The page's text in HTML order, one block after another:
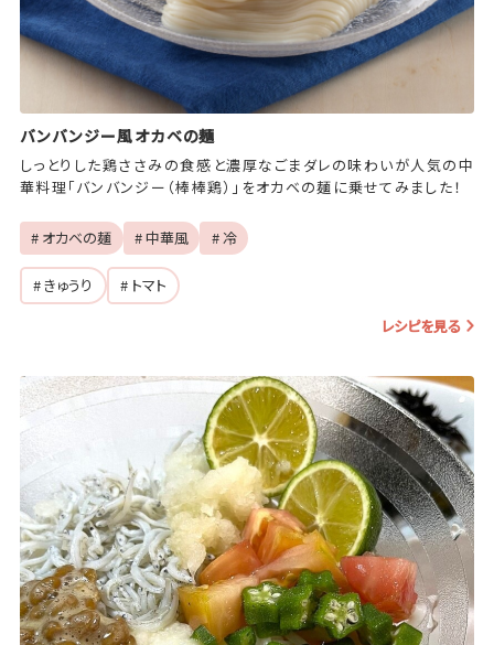
バンバンジー風オカベの麺
しっとりした鶏ささみの食感と濃厚なごまダレの味わいが人気の中
華料理「バンバンジー（棒棒鶏）」をオカベの麺に乗せてみました！
# オカベの麺 # 中華風 # 冷
# きゅうり
# トマト
レシピを見る